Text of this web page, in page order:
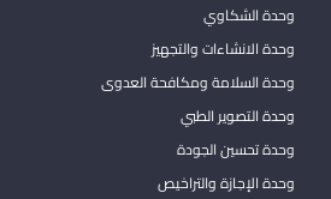
وحدة الشكاوي
وحدة الانشاءات والتجهيز
وحدة السلامة ومكافحة العدوى
وحدة التصوير الطبي
وحدة تحسين الجودة
وحدة الإجازة والتراخيص